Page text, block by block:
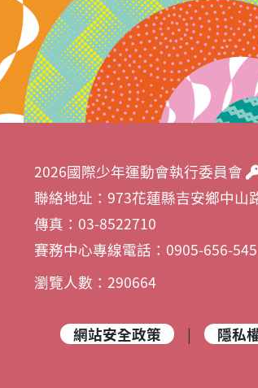
2026國際少年運動會執行委員會
聯絡地址：973花蓮縣吉安鄉中山
傳真：03-8522710
賽務中心專線電話：0905-656-545
瀏覽人數：290664
網站安全政策 | 隱私